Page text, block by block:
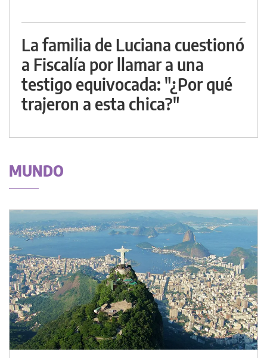
La familia de Luciana cuestionó
a Fiscalía por llamar a una
testigo equivocada: "¿Por qué
trajeron a esta chica?"
MUNDO